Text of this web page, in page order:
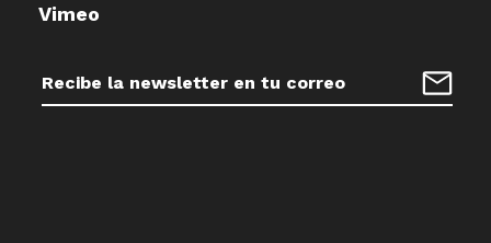
Vimeo
de